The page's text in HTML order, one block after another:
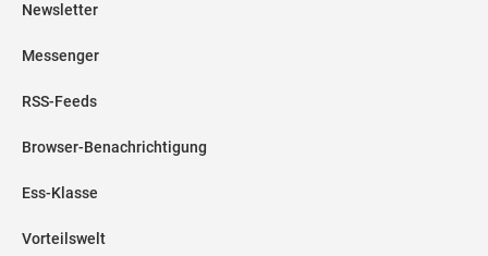
Newsletter
Messenger
RSS-Feeds
Browser-Benachrichtigung
Ess-Klasse
Vorteilswelt